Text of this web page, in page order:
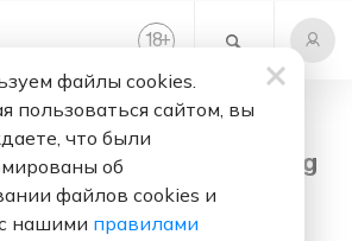
18+
It Means Nothing
файлы cookies.
пользоваться сайтом, вы
что были
об
файлов cookies и
нашими правилами